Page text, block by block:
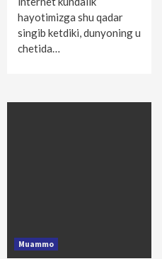
hayotimizga shu qadar
singib ketdiki, dunyoning u
chetida…
Muammo